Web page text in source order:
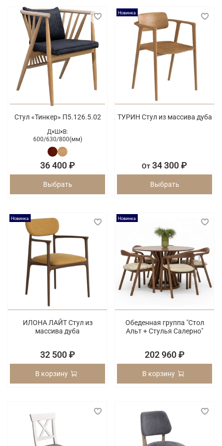
Стул «Тинкер» П5.126.5.02
Д×Ш×В:
600/630/800(мм)
36 400 ₽
Выбрать
Новинка
ТУРИН Стул из массива дуба
От 34 300 ₽
Выбрать
Новинка
ИЛОНА ЛАЙТ Стул из
массива дуба
32 500 ₽
В корзину
Новинка
Обеденная группа "Стол
Альт + Стулья Салерно"
202 960 ₽
В корзину